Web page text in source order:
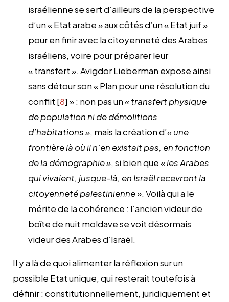
israélienne se sert d’ailleurs de la perspective
d’un « Etat arabe » aux côtés d’un « Etat juif »
pour en finir avec la citoyenneté des Arabes
israéliens, voire pour préparer leur
« transfert ». Avigdor Lieberman expose ainsi
sans détour son « Plan pour une résolution du
conflit [8] » : non pas un« transfert physique
de population ni de démolitions
d’habitations », mais la création d’« une
frontière là où il n’en existait pas, en fonction
de la démographie », si bien que« les Arabes
qui vivaient, jusque-là, en Israël recevront la
citoyenneté palestinienne ». Voilà qui a le
mérite de la cohérence : l’ancien videur de
boîte de nuit moldave se voit désormais
videur des Arabes d’Israël.
Il y a là de quoi alimenter la réflexion sur un
possible Etat unique, qui resterait toutefois à
définir : constitutionnellement, juridiquement et